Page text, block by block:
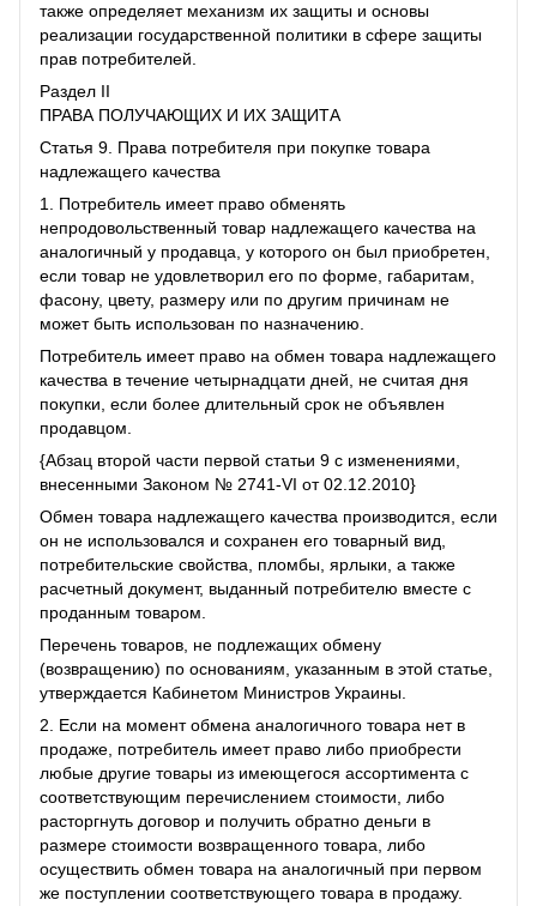
также определяет механизм их защиты и основы
реализации государственной политики в сфере защиты
прав потребителей.
Раздел II
ПРАВА ПОЛУЧАЮЩИХ И ИХ ЗАЩИТА
Статья 9. Права потребителя при покупке товара
надлежащего качества
1. Потребитель имеет право обменять
непродовольственный товар надлежащего качества на
аналогичный у продавца, у которого он был приобретен,
если товар не удовлетворил его по форме, габаритам,
фасону, цвету, размеру или по другим причинам не
может быть использован по назначению.
Потребитель имеет право на обмен товара надлежащего
качества в течение четырнадцати дней, не считая дня
покупки, если более длительный срок не объявлен
продавцом.
{Абзац второй части первой статьи 9 с изменениями,
внесенными Законом № 2741-VI от 02.12.2010}
Обмен товара надлежащего качества производится, если
он не использовался и сохранен его товарный вид,
потребительские свойства, пломбы, ярлыки, а также
расчетный документ, выданный потребителю вместе с
проданным товаром.
Перечень товаров, не подлежащих обмену
(возвращению) по основаниям, указанным в этой статье,
утверждается Кабинетом Министров Украины.
2. Если на момент обмена аналогичного товара нет в
продаже, потребитель имеет право либо приобрести
любые другие товары из имеющегося ассортимента с
соответствующим перечислением стоимости, либо
расторгнуть договор и получить обратно деньги в
размере стоимости возвращенного товара, либо
осуществить обмен товара на аналогичный при первом
же поступлении соответствующего товара в продажу.